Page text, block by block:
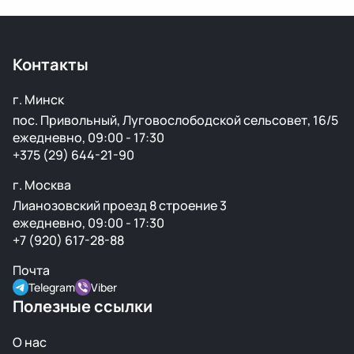
Контакты
г. Минск
пос. Привольный, Луговослободской сельсовет, 16/5
ежедневно, 09:00 - 17:30
+375 (29) 644-21-90
г. Москва
Лианозовский проезд 8 строение 3
ежедневно, 09:00 - 17:30
+7 (920) 617-28-88
Почта
Telegram Viber
Полезные ссылки
О нас